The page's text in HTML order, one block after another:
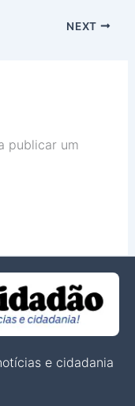
NEXT
publicar um
e cidadania